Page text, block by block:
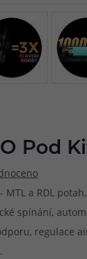
Pod
MTL a RDL
spínání,
regulace